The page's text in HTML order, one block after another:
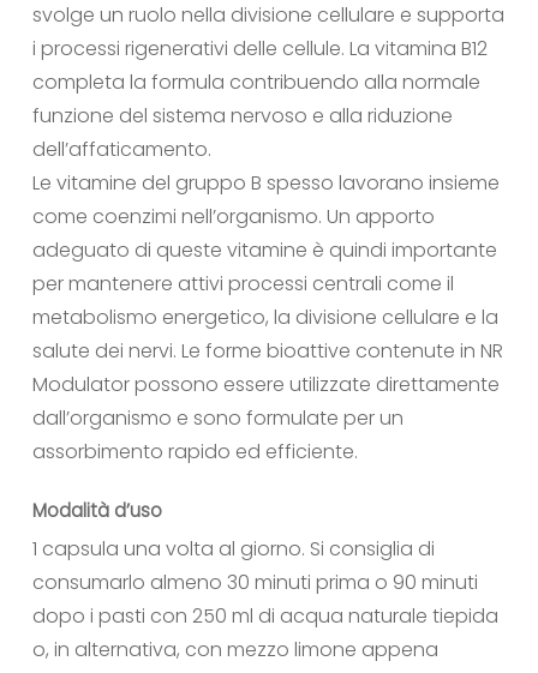
svolge un ruolo nella divisione cellulare e supporta
i processi rigenerativi delle cellule. La vitamina B12
completa la formula contribuendo alla normale
funzione del sistema nervoso e alla riduzione
dell’affaticamento.
Le vitamine del gruppo B spesso lavorano insieme
come coenzimi nell’organismo. Un apporto
adeguato di queste vitamine è quindi importante
per mantenere attivi processi centrali come il
metabolismo energetico, la divisione cellulare e la
salute dei nervi. Le forme bioattive contenute in NR
Modulator possono essere utilizzate direttamente
dall’organismo e sono formulate per un
assorbimento rapido ed efficiente.
Modalità d’uso
1 capsula una volta al giorno. Si consiglia di
consumarlo almeno 30 minuti prima o 90 minuti
dopo i pasti con 250 ml di acqua naturale tiepida
o, in alternativa, con mezzo limone appena